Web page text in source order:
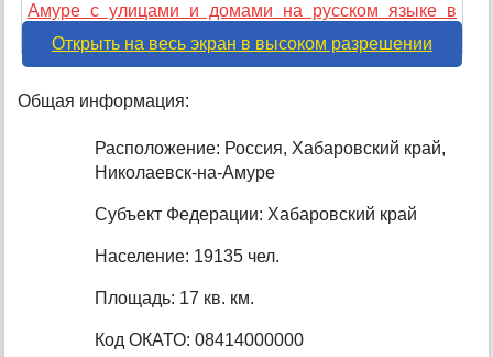
Открыть на весь экран в высоком разрешении
Общая информация:
Расположение: Россия, Хабаровский край,
Николаевск-на-Амуре
Субъект Федерации: Хабаровский край
Население: 19135 чел.
Площадь: 17 кв. км.
Код ОКАТО: 08414000000